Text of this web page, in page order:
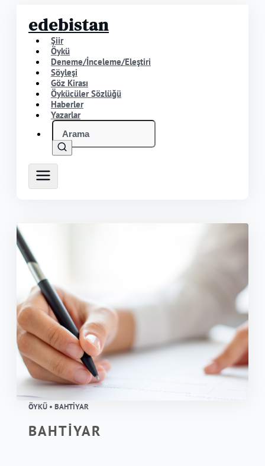
edebistan
Şiir
Öykü
Deneme/İnceleme/Eleştiri
Söyleşi
Göz Kirası
Öykücüler Sözlüğü
Haberler
Yazarlar
ÖYKÜ • BAHTİYAR
BAHTİYAR